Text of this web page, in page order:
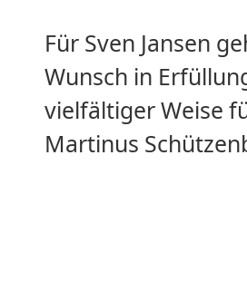
Für Sven Jansen
Wunsch in
vielfältiger Weise
Martinus